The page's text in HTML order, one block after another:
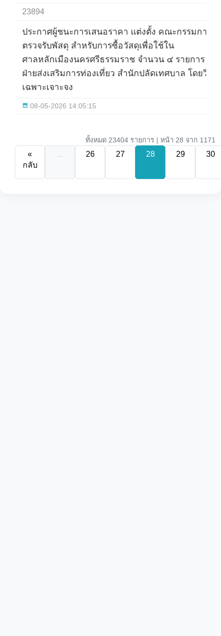
23894
ประกาศผู้ชนะการเสนอราคา แต่งตั้ง คณะกรรมการ
ตรวจรับพัสดุ สำหรับการซื้อวัสดุเพื่อใช้ใน
ศาลหลักเมืองนครศรีธรรมราช จำนวน ๔ รายการ
ฝ่ายส่งเสริมการท่องเที่ยว สำนักปลัดเทศบาล โดยวิธี
เฉพาะเจาะจง
08-05-2026 14:05:15
ทั้งหมด 23404 รายการ | หน้า 28 จาก 1171
«
กลับ
... 26 27 28 29 30